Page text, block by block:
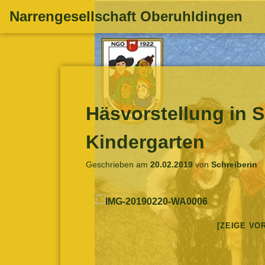
Inhalt
springen
Narrengesellschaft Oberuhldingen
Häsvorstellung in
Kindergarten
Geschrieben am20.02.2019 vonSchreiberin
[ZEIGE